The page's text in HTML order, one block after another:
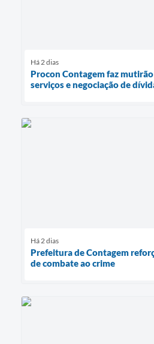
Há 2 dias
Procon Contagem faz
serviços e negociação de
Há 2 dias
Prefeitura de Contagem
de combate ao crime